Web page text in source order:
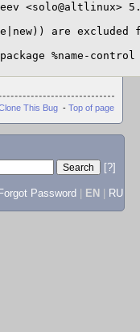
<solo@altlinux>
%name-
This Bug - Top of page
[?]
Forgot Password EN RU